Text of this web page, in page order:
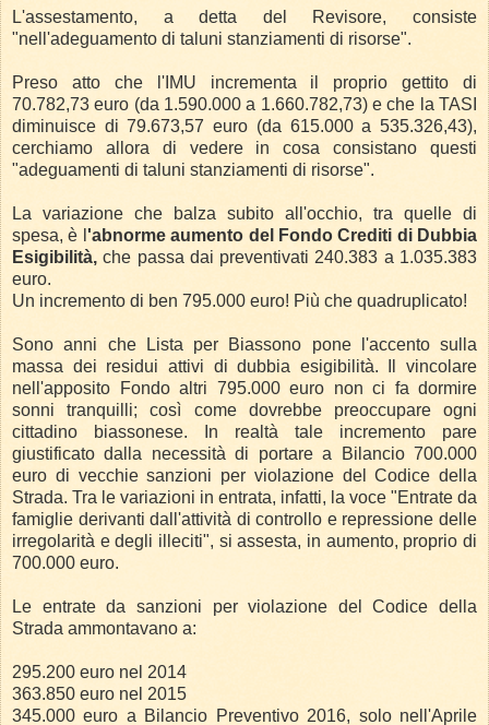
L'assestamento, a detta del Revisore, consiste
"nell'adeguamento di taluni stanziamenti di risorse".
Preso atto che l'IMU incrementa il proprio gettito di
70.782,73 euro (da 1.590.000 a 1.660.782,73) e che la TASI
diminuisce di 79.673,57 euro (da 615.000 a 535.326,43),
cerchiamo allora di vedere in cosa consistano questi
"adeguamenti di taluni stanziamenti di risorse".
La variazione che balza subito all'occhio, tra quelle di
spesa, è l 'abnorme aumento del Fondo Crediti di Dubbia
Esigibilità, che passa dai preventivati 240.383 a 1.035.383
euro.
Un incremento di ben 795.000 euro! Più che quadruplicato!
Sono anni che Lista per Biassono pone l'accento sulla
massa dei residui attivi di dubbia esigibilità. Il vincolare
nell'apposito Fondo altri 795.000 euro non ci fa dormire
sonni tranquilli; così come dovrebbe preoccupare ogni
cittadino biassonese. In realtà tale incremento pare
giustificato dalla necessità di portare a Bilancio 700.000
euro di vecchie sanzioni per violazione del Codice della
Strada. Tra le variazioni in entrata, infatti, la voce "Entrate da
famiglie derivanti dall'attività di controllo e repressione delle
irregolarità e degli illeciti", si assesta, in aumento, proprio di
700.000 euro.
Le entrate da sanzioni per violazione del Codice della
Strada ammontavano a:
295.200 euro nel 2014
363.850 euro nel 2015
345.000 euro a Bilancio Preventivo 2016, solo nell'Aprile